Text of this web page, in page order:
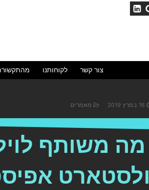
לקוחותנו צור קשר
16 במרץ 2019 מאמרים
מה משותף
ולסטארט